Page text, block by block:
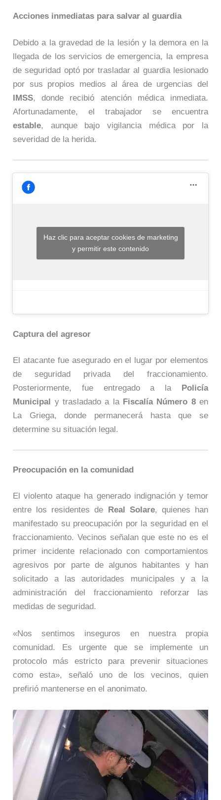
Acciones inmediatas para salvar al guardia
Debido a la gravedad de la lesión y la demora en la
llegada de los servicios de emergencia, la empresa
de seguridad optó por trasladar al guardia lesionado
por sus propios medios al área de urgencias del
IMSS, donde recibió atención médica inmediata.
Afortunadamente, el trabajador se encuentra
estable, aunque bajo vigilancia médica por la
severidad de la herida.
Haz clic para aceptar cookies de marketing
y permitir este contenido
Captura del agresor
El atacante fue asegurado en el lugar por elementos
de seguridad privada del fraccionamiento.
Posteriormente, fue entregado a la Policía
Municipal y trasladado a la Fiscalía Número 8en
La Griega, donde permanecerá hasta que se
determine su situación legal.
Preocupación en la comunidad
El violento ataque ha generado indignación y temor
entre los residentes de
Real Solare, quienes han
manifestado su preocupación por la seguridad en el
fraccionamiento. Vecinos señalan que este no es el
primer incidente relacionado con comportamientos
agresivos por parte de algunos habitantes y han
solicitado a las autoridades municipales y a la
administración del fraccionamiento reforzar las
medidas de seguridad.
«Nos sentimos inseguros en nuestra propia
comunidad. Es urgente que se implemente un
protocolo más estricto para prevenir situaciones
como esta», señaló uno de los vecinos, quien
prefirió mantenerse en el anonimato.